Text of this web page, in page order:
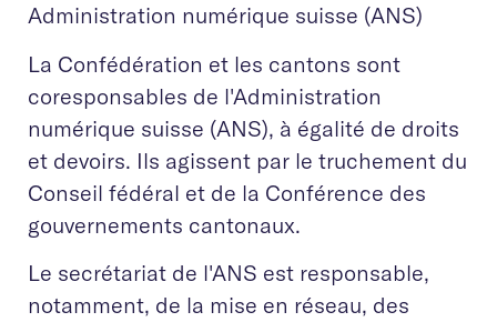
Administration numérique suisse (ANS)
La Confédération et les cantons sont
coresponsables de l'Administration
numérique suisse (ANS), à égalité de droits
et devoirs. Ils agissent par le truchement du
Conseil fédéral et de la Conférence des
gouvernements cantonaux.
Le secrétariat de l'ANS est responsable,
notamment, de la mise en réseau, des